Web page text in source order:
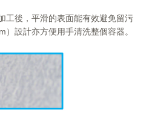
工後，平滑的表面能有效避免留污
設計亦方便用手清洗整個容器。